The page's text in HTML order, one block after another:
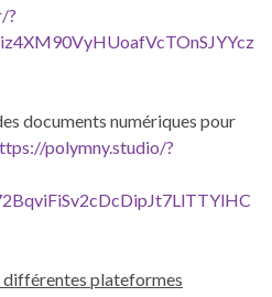
?
documents numériques pour
polymny.studio/?
plateformes